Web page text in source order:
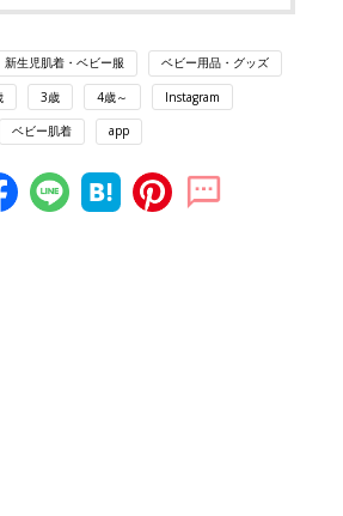
新生児肌着・ベビー服 ベビー用品・グッズ
3歳 4歳～ Instagram
ベビー肌着 app